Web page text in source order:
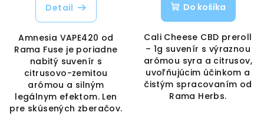
Detail
Amnesia VAPE420 od
Rama Fuse je poriadne
nabitý suvenír s
citrusovo-zemitou
arómou a silným
legálnym efektom. Len
pre skúsených zberačov.
Do košíka
Cali Cheese CBD preroll
– 1g suvenír s výraznou
arómou syra a citrusov,
uvoľňujúcim účinkom a
čistým spracovaním od
Rama Herbs.